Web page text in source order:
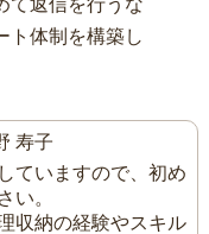
ト体制を構築し
寿子
ていますので、初め
い。
収納の経験やスキル